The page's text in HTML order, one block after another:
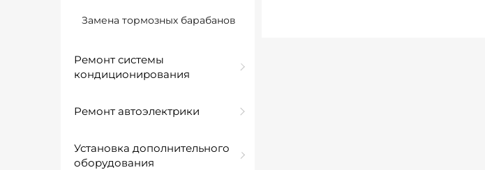
Замена тормозных барабанов
Ремонт системы
кондиционирования
Ремонт автоэлектрики
Установка дополнительного
оборудования